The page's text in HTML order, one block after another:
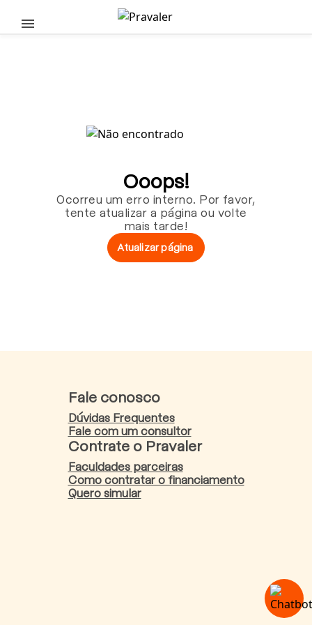
Pular para o conteúdo principal
Ooops!
Ocorreu um erro interno. Por favor,
tente atualizar a página ou volte
mais tarde!
Atualizar página
Fale conosco
Dúvidas Frequentes
Fale com um consultor
Contrate o Pravaler
Faculdades parceiras
Como contratar o financiamento
Quero simular